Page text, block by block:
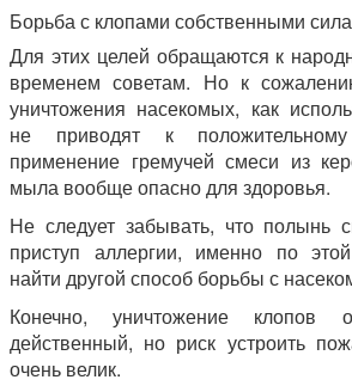
Борьба с клопами собственными
Для этих целей обращаются к
временем советам. Но к
уничтожения насекомых, как
не приводят к
применение гремучей смеси из
мыла вообще опасно для здоровья.
Не следует забывать, что полынь
приступ аллергии, именно по
найти другой способ борьбы с
Конечно, уничтожение
действенный, но риск устроить
очень велик.